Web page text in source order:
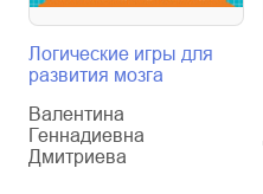
Логические игры для
развития мозга
Валентина
Геннадиевна
Дмитриева